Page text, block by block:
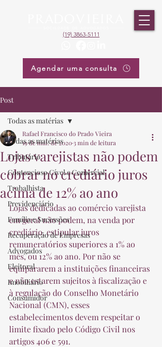
(19) 3863-5111
Agendar uma consulta
Post
Todas as matérias
Tributário
Contencioso Cível e Comercial
Trabalhista
Previdenciário
Família e Sucessões
Recuperação de Empresas
Advogados
Eleitoral
Imobiliário
Consumidor
Todas as matérias
Lojas varejistas não podem
cobrar no crediário juros
acima de 12% ao ano
Rafael Francisco do Prado Vieira
19 de mai. de 2020 3 min de leitura
Lojas dedicadas ao comércio varejista
em geral não podem, na venda por
crediário, estipular juros
remuneratórios superiores a 1% ao
mês, ou 12% ao ano. Por não se
equipararem a instituições financeiras
e não estarem sujeitos à fiscalização e
à regulação do Conselho Monetário
Nacional (CMN), esses
estabelecimentos devem respeitar o
limite fixado pelo Código Civil nos
artigos 406 e 591.